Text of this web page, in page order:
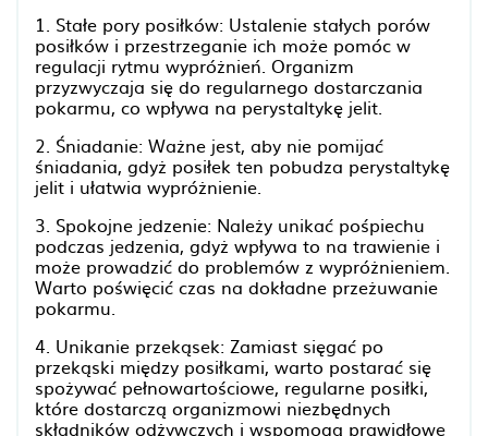
1. Stałe pory posiłków: Ustalenie stałych porów
posiłków i przestrzeganie ich może pomóc w
regulacji rytmu wypróżnień. Organizm
przyzwyczaja się do regularnego dostarczania
pokarmu, co wpływa na perystaltykę jelit.
2. Śniadanie: Ważne jest, aby nie pomijać
śniadania, gdyż posiłek ten pobudza perystaltykę
jelit i ułatwia wypróżnienie.
3. Spokojne jedzenie: Należy unikać pośpiechu
podczas jedzenia, gdyż wpływa to na trawienie i
może prowadzić do problemów z wypróżnieniem.
Warto poświęcić czas na dokładne przeżuwanie
pokarmu.
4. Unikanie przekąsek: Zamiast sięgać po
przekąski między posiłkami, warto postarać się
spożywać pełnowartościowe, regularne posiłki,
które dostarczą organizmowi niezbędnych
składników odżywczych i wspomogą prawidłowe